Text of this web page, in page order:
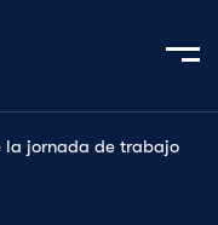
la jornada de trabajo